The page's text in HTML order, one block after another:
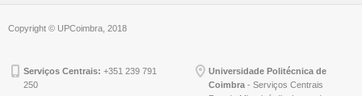
Copyright © UPCoimbra, 2018
Serviços Centrais: +351 239 791
250
Universidade Politécnica de
Coimbra - Serviços Centrais